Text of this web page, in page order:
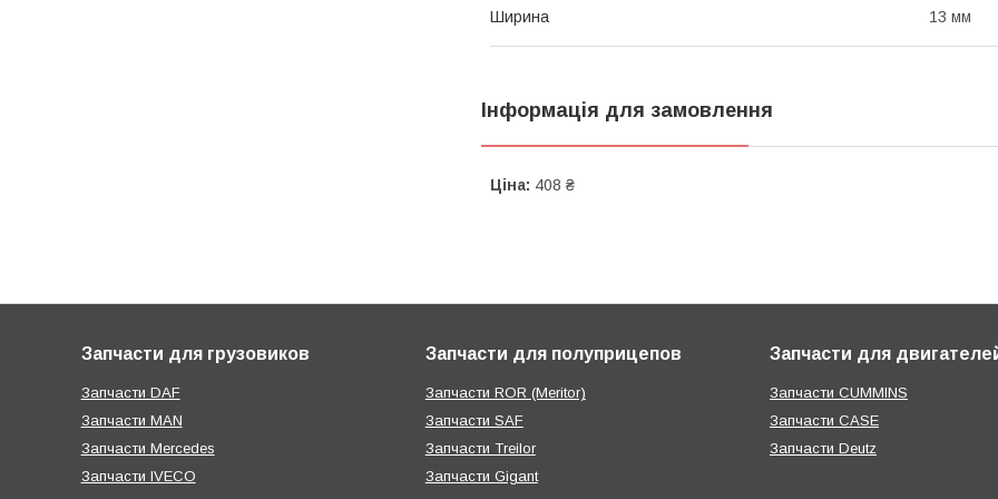
Ширина 13 мм
Інформація для замовлення
Ціна: 408 ₴
Запчасти для грузовиков
Запчасти DAF
Запчасти MAN
Запчасти Mercedes
Запчасти IVECO
Запчасти для полуприцепов
Запчасти ROR (Meritor)
Запчасти SAF
Запчасти Treilor
Запчасти Gigant
Запчасти для
Запчасти CUMMINS
Запчасти CASE
Запчасти Deutz